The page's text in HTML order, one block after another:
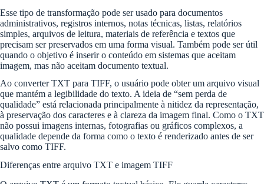
Esse tipo de transformação pode ser usado para documentos
administrativos, registros internos, notas técnicas, listas, relatórios
simples, arquivos de leitura, materiais de referência e textos que
precisam ser preservados em uma forma visual. Também pode ser útil
quando o objetivo é inserir o conteúdo em sistemas que aceitam
imagem, mas não aceitam documento textual.
Ao converter TXT para TIFF, o usuário pode obter um arquivo visual
que mantém a legibilidade do texto. A ideia de “sem perda de
qualidade” está relacionada principalmente à nitidez da representação,
à preservação dos caracteres e à clareza da imagem final. Como o TXT
não possui imagens internas, fotografias ou gráficos complexos, a
qualidade depende da forma como o texto é renderizado antes de ser
salvo como TIFF.
Diferenças entre arquivo TXT e imagem TIFF